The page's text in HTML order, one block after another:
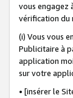
vous engagez
vérification du
(i) Vous vous
Publicitaire à
application
sur votre
• [insérer le